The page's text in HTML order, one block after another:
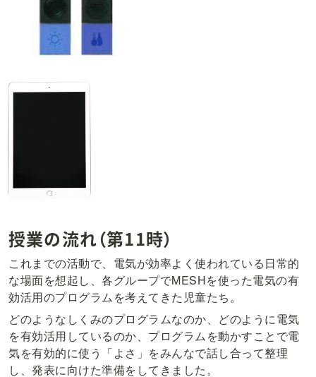
授業の流れ（第11時）
これまでの活動で、電気が効率よく使われている日常的
な場面を想起し、各グループでMESHを使った電気の有
効活用のプログラムを考えてきた児童たち。
どのようなしくみのプログラムなのか、どのように電気
を有効活用しているのか、プログラムを動かすことで電
気を有効的に使う「よさ」をみんなで話し合って整理
し、発表に向けた準備をしてきました。